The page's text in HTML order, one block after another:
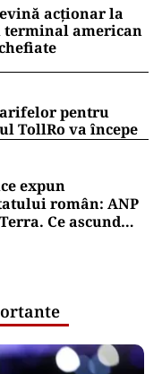
acționar la
american
pentru
TollRo va începe
expun
român: ANP
Ce ascund